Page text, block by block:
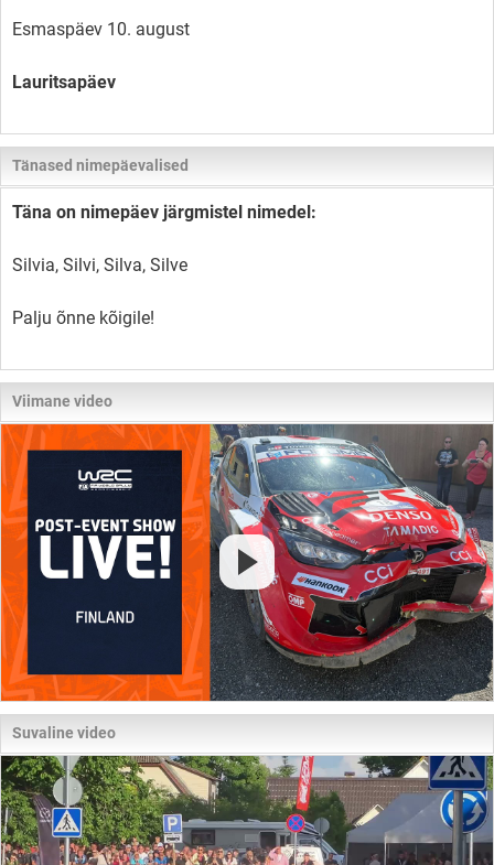
Esmaspäev 10. august
Lauritsapäev
Tänased nimepäevalised
Täna on nimepäev järgmistel nimedel:
Silvia, Silvi, Silva, Silve
Palju õnne kõigile!
Viimane video
Suvaline video